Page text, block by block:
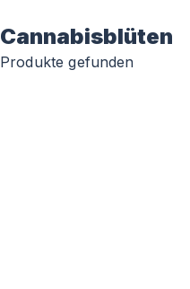
Cannabisblüten
Produkte gefunden